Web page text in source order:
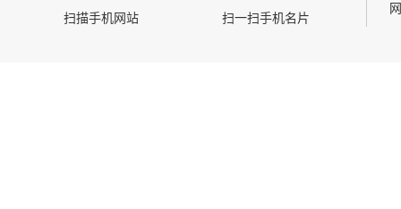
扫描手机网站 扫一扫手机名片